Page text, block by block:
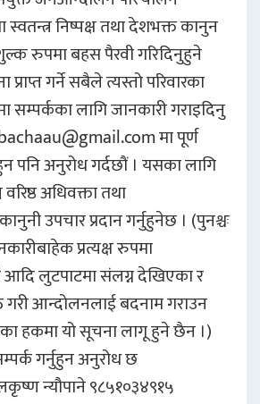
निष्पक्ष तथा देशभक्त कानुन
रुपमा बहस पैरवी गरिदिनुहुने
गर्ने सबैले त्यस्तो परिवारका
लागि जानकारी गराइदिनु
मा पूर्ण
पनि अनुरोध गर्दछौं । यसका लागि
अधिवक्ता तथा
उपचार प्रदान गर्नुहुनेछ । (पुनश्चः
प्रत्यक्ष रुपमा
आदि लुटपाटमा संलग्न देखिएका र
आन्दोलनलाई बदनाम गराउन
हकमा यो सूचना लागू हुने छैन ।)
गर्नुहुन अनुरोध छ
न्यौपाने ९८५१०३४९१५